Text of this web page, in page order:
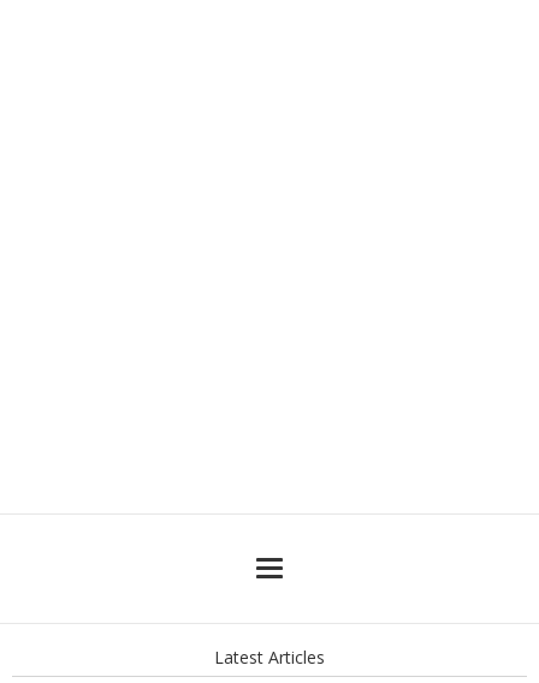
Latest Articles